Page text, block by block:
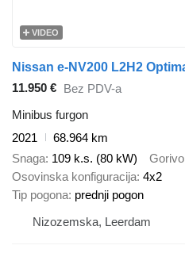
VIDEO
11.950 € Bez PDV-a
Minibus furgon
2021
68.964 km
Snaga 109 k.s. (80 kW) Gorivo
Osovinska konfiguracija 4x2
Tip pogona prednji pogon
Nizozemska, Leerdam